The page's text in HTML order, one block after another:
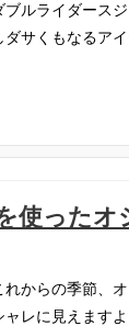
ブルライダース
ダサくもなるアイ
使った
れからの季節、
ャレに見えますよ